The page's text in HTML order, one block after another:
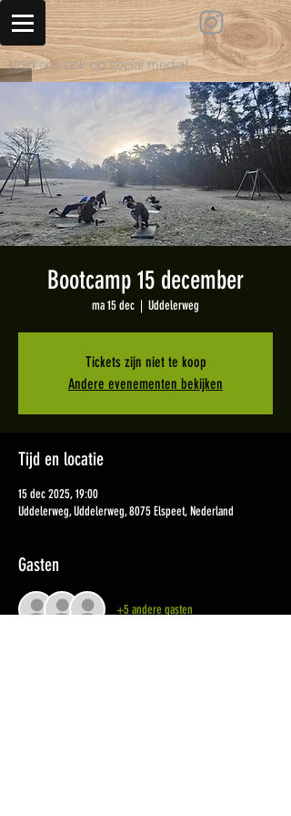
Volg ons ook op social media!
Bootcamp 15 december
ma 15 dec
  |
Uddelerweg
Tickets zijn niet te koop
Andere evenementen bekijken
Tijd en locatie
15 dec 2025, 19:00
Uddelerweg, Uddelerweg, 8075 Elspeet, Nederland
Gasten
+5 andere gasten